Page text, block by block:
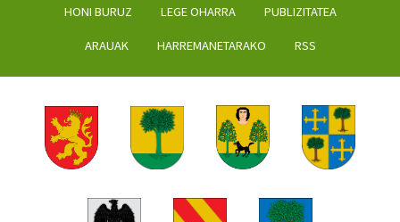
HONI BURUZ LEGE OHARRA PUBLIZITATEA
ARAUAK HARREMANETARAKO RSS